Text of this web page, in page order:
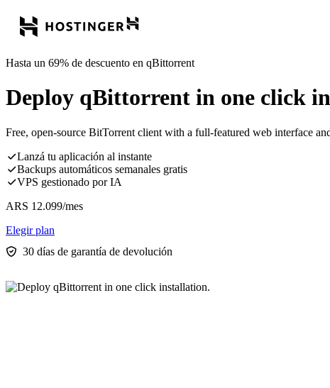
Hasta un 69% de descuento en qBittorrent
Deploy qBittorrent in one click
Free, open-source BitTorrent client with a full-featured web interface
Lanzá tu aplicación al instante
Backups automáticos semanales gratis
VPS gestionado por IA
ARS 12.099/mes
Elegir plan
30 días de garantía de devolución